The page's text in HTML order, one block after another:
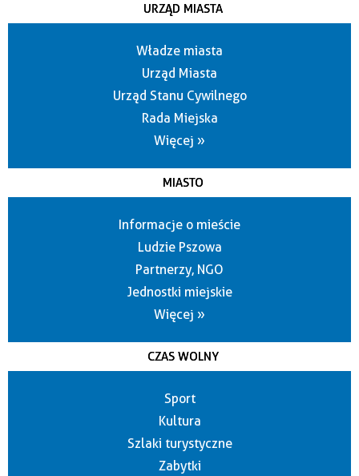
URZĄD MIASTA
Władze miasta
Urząd Miasta
Urząd Stanu Cywilnego
Rada Miejska
Więcej »
MIASTO
Informacje o mieście
Ludzie Pszowa
Partnerzy, NGO
Jednostki miejskie
Więcej »
CZAS WOLNY
Sport
Kultura
Szlaki turystyczne
Zabytki